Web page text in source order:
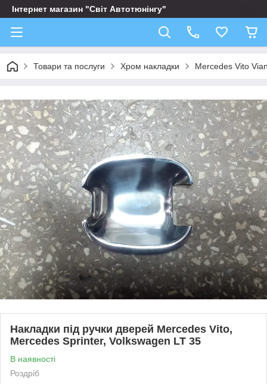
Інтернет магазин "Світ Автотюнінгу"
Товари та послуги Хром накладки Mercedes Vito
Накладки під ручки дверей Mercedes Vito,
Mercedes Sprinter, Volkswagen LT 35
В наявності
Роздріб